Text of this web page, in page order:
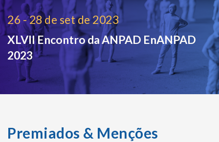
26 - 28 de set de 2023
XLVII Encontro da ANPAD EnANPAD
2023
Premiados & Menções